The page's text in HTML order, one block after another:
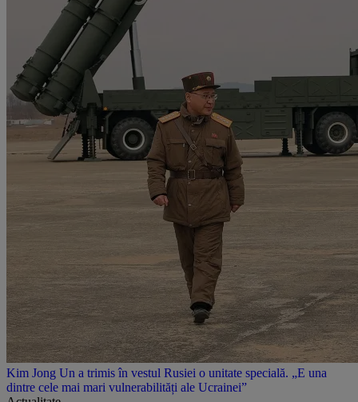
Kim Jong Un a trimis în vestul Rusiei o unitate specială. „E una
dintre cele mai mari vulnerabilități ale Ucrainei”